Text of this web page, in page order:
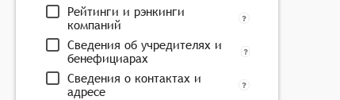
Рейтинги и рэнкинги
компаний
Сведения об учредителях и
бенефициарах
Сведения о контактах и
адресе